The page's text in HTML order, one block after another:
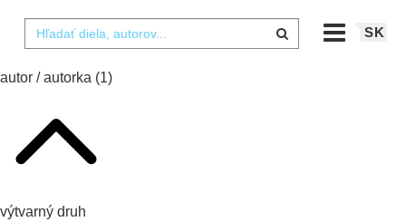
SK
autor / autorka (1)
výtvarný druh